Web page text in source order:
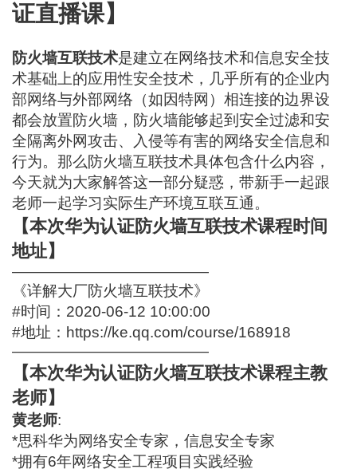
证直播课】
防火墙互联技术是建立在网络技术和信息安全技
术基础上的应用性安全技术，几乎所有的企业内
部网络与外部网络（如因特网）相连接的边界设
都会放置防火墙，防火墙能够起到安全过滤和安
全隔离外网攻击、入侵等有害的网络安全信息和
行为。那么防火墙互联技术具体包含什么内容，
今天就为大家解答这一部分疑惑，带新手一起跟
老师一起学习实际生产环境互联互通。
【本次华为认证防火墙互联技术课程时间
地址】
—————————————
《详解大厂防火墙互联技术》
#时间：2020-06-12 10:00:00
#地址： https://ke.qq.com/course/168918
—————————————
【本次华为认证防火墙互联技术课程主教
老师】
黄老师:
*思科华为网络安全专家，信息安全专家
*拥有6年网络安全工程项目实践经验